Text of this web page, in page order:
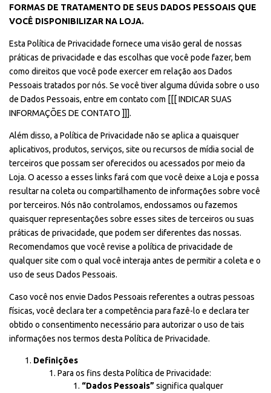
FORMAS DE TRATAMENTO DE SEUS DADOS PESSOAIS QUE
VOCÊ DISPONIBILIZAR NA LOJA.
Esta Política de Privacidade fornece uma visão geral de nossas
práticas de privacidade e das escolhas que você pode fazer, bem
como direitos que você pode exercer em relação aos Dados
Pessoais tratados por nós. Se você tiver alguma dúvida sobre o uso
de Dados Pessoais, entre em contato com [[[ INDICAR SUAS
INFORMAÇÕES DE CONTATO ]]].
Além disso, a Política de Privacidade não se aplica a quaisquer
aplicativos, produtos, serviços, site ou recursos de mídia social de
terceiros que possam ser oferecidos ou acessados por meio da
Loja. O acesso a esses links fará com que você deixe a Loja e possa
resultar na coleta ou compartilhamento de informações sobre você
por terceiros. Nós não controlamos, endossamos ou fazemos
quaisquer representações sobre esses sites de terceiros ou suas
práticas de privacidade, que podem ser diferentes das nossas.
Recomendamos que você revise a política de privacidade de
qualquer site com o qual você interaja antes de permitir a coleta e o
uso de seus Dados Pessoais.
Caso você nos envie Dados Pessoais referentes a outras pessoas
físicas, você declara ter a competência para fazê-lo e declara ter
obtido o consentimento necessário para autorizar o uso de tais
informações nos termos desta Política de Privacidade.
Definições
Para os fins desta Política de Privacidade:
“Dados Pessoais” significa qualquer